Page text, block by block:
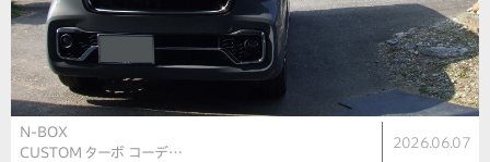
N-BOX
CUSTOM ターボ コーデ…
2026.06.07